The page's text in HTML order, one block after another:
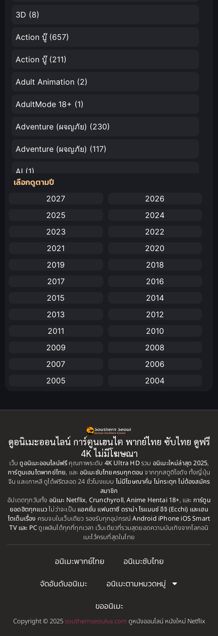
3D (8)
Action บู๊(657)
Action บู๊(211)
Adult Animation (2)
AdultMode 18+ (1)
Adventure (ผจญภัย) (230)
Adventure (ผจญภัย) (117)
AI (1)
Amazon Prime
Anal (ประตูหลัง)
Animation การ์ตูน
Animation อนิเมะ
Animation แอนิเมชั่น
(25)
BBC (1)
Big tits (นมใหญ่)(19)
Biography(1)
Bitch (ผู้หญิงร่าน) (1)
Blackmail (ข่มขู่)(1)
Censored (เซ็นเซอร์)(19)
เลือกดูตามปี
2027
2026
2025
2024
2023
2022
2021
2020
2019
2018
2017
2016
2015
2014
2013
2012
2011
2010
2009
2008
2007
2006
2005
2004
1997
1996
1995
1993
1992
1991
1990
1989
1988
1987
1985
1984
1983
1982
1981
1980
1979
ดูอนิเมะออนไลน์ การ์ตูนเฮนไต พากย์ไทย ซับไทย ดูฟรี
4K ไม่มีโฆษณา
เว็บดูอนิเมะออนไลน์ฟรี คุณภาพระดับ 4K Ultra HDรวม อนิเมะใหม่ล่าสุด 2025,
การ์ตูนเฮนไตพากย์ไทย, และ อนิเมะซับไทยครบทุกตอน จากทุกสตูดิโอดัง ทั้งญี่ปุ่น
จีน และเกาหลี ดูได้ฟรีตลอด 24 ชั่วโมงแบบ ไม่มีโฆษณาคั่น ไม่กระตุก ไม่ต้องสมัคร
สมาชิก
อัปเดตทุกวันทั้ง อนิเมะ Netflix, Crunchyroll,Anime Hentai 18+, และ การ์ตูน
ยอดฮิตทุกแนวไม่ว่าจะเป็น แอคชั่น แฟนตาซี ดราม่า โรแมนซ์ อีจิ (Ecchi) และเฮน
ไตเต็มเรื่อง ครบจบในเว็บเดียว รองรับทุกอุปกรณ์Android iPhone iOS Smart
TV และ PCดูเพลินได้ทุกที่ทุกเวลา เว็บเดียวที่รวมสุดยอดความบันเทิงจากโลกอนิ
เมะไว้ครบที่สุดในไทย
อนิเมะพากย์ไทย
อนิเมะซับไทย
จัดอันดับอนิเมะ
อนิเมะตามหมวดหมู่
ขออนิเมะ
Copyright © 2025southernseoulva.com ดูหนังออนไลน์ หนังใหม่ Netflix